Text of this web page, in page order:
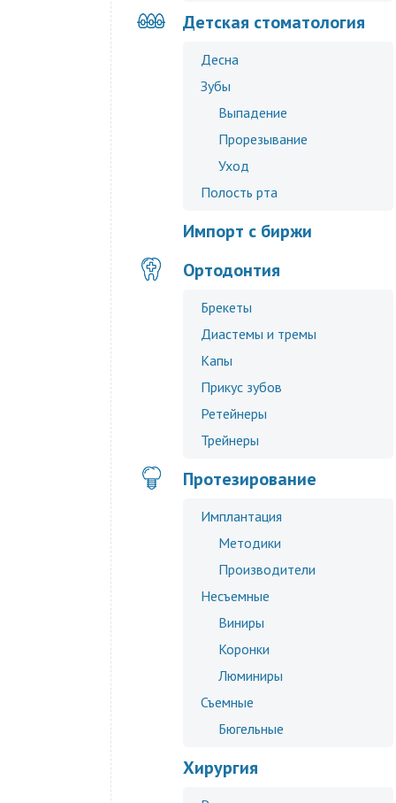
Детская стоматология
Десна
Зубы
Выпадение
Прорезывание
Уход
Полость рта
Импорт с биржи
Ортодонтия
Брекеты
Диастемы и тремы
Капы
Прикус зубов
Ретейнеры
Трейнеры
Протезирование
Имплантация
Методики
Производители
Несъемные
Виниры
Коронки
Люминиры
Съемные
Бюгельные
Хирургия